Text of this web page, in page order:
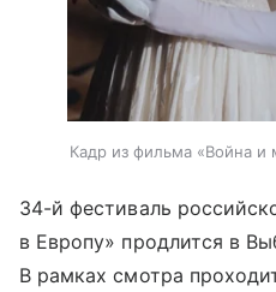
Кадр из фильма «Война и
34-й фестиваль
в Европу» продлится в
В рамках смотра